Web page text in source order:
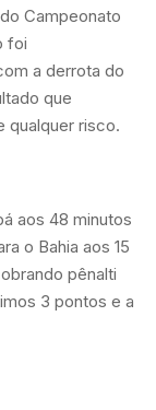
Campeonato
foi
a derrota do
que
qualquer risco.
aos 48 minutos
o Bahia aos 15
pênalti
3 pontos e a